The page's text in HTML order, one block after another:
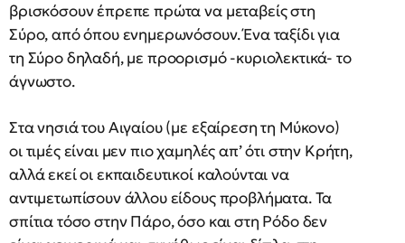
βρισκόσουν έπρεπε πρώτα να μεταβείς στη
Σύρο, από όπου ενημερωνόσουν. Ένα ταξίδι για
τη Σύρο δηλαδή, με προορισμό -κυριολεκτικά- το
άγνωστο.
Στα νησιά του Αιγαίου (με εξαίρεση τη Μύκονο)
οι τιμές είναι μεν πιο χαμηλές απ’ ότι στην Κρήτη,
αλλά εκεί οι εκπαιδευτικοί καλούνται να
αντιμετωπίσουν άλλου είδους προβλήματα. Τα
σπίτια τόσο στην Πάρο, όσο και στη Ρόδο δεν